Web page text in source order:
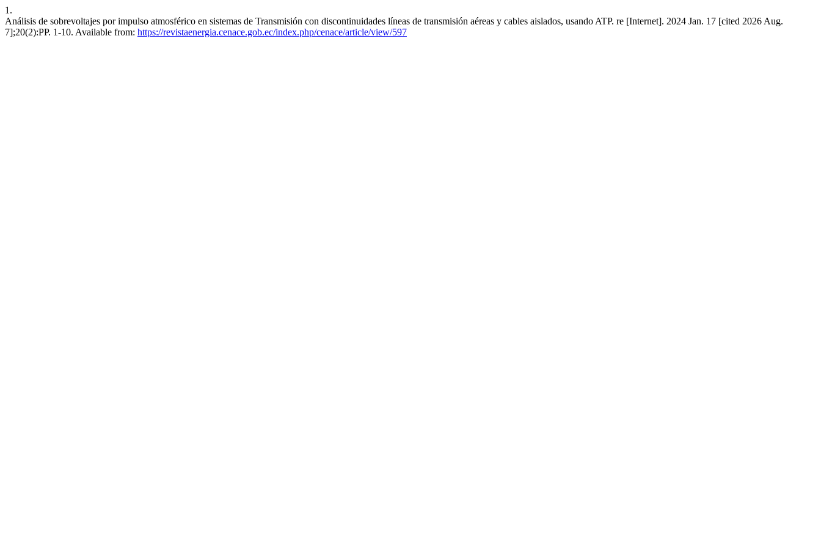
1.
Análisis de sobrevoltajes por impulso atmosférico en sistemas de Transmisión con discontinuidades líneas de transmisión aéreas y cables aislados, usando ATP. re [Internet]. 2024 Jan. 17 [cited 2026 Aug.
7];20(2):PP. 1-10. Available from: https://revistaenergia.cenace.gob.ec/index.php/cenace/article/view/597